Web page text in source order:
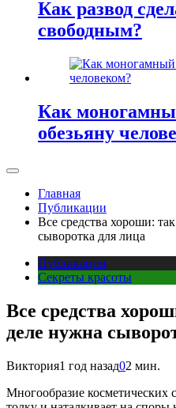
Как развод
свободным?
Как
обезьяну
Главная
Публикации
Все средства хороши:
сыворотка для лица
Публикации
Секреты красоты
Все средства
деле нужна
Виктория1 год назад02 мин.
Многообразие косметических